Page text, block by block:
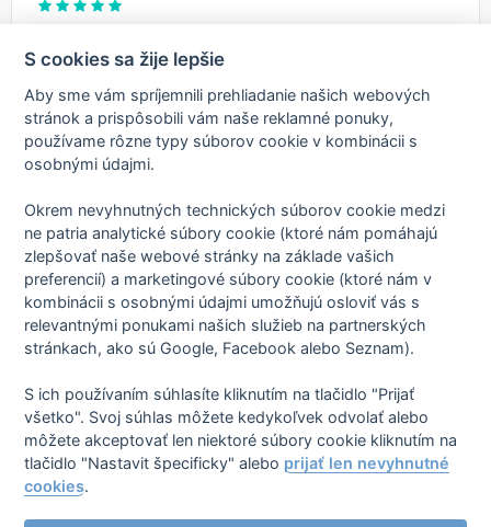
zákrok bez problémů,byla jsem spokojená
Preložiť túto recenziu!
You're
on
page
/ 3
Zásady spracovania osobných údajov
Zmluvné podmienky
O nás
mExpe CZmExpe SKmExpe DEmExpe EN
S cookies sa žije lepšie
Aby sme vám spríjemnili prehliadanie našich webových
stránok a prispôsobili vám naše reklamné ponuky,
používame rôzne typy súborov cookie v kombinácii s
osobnými údajmi.
Okrem nevyhnutných technických súborov cookie medzi
ne patria analytické súbory cookie (ktoré nám pomáhajú
zlepšovať naše webové stránky na základe vašich
preferencií) a marketingové súbory cookie (ktoré nám v
kombinácii s osobnými údajmi umožňujú osloviť vás s
relevantnými ponukami našich služieb na partnerských
stránkach, ako sú Google, Facebook alebo Seznam).
S ich používaním súhlasíte kliknutím na tlačidlo "Prijať
všetko". Svoj súhlas môžete kedykoľvek odvolať alebo
môžete akceptovať len niektoré súbory cookie kliknutím na
tlačidlo "Nastavit špecificky" alebo prijať len nevyhnutné
cookies.